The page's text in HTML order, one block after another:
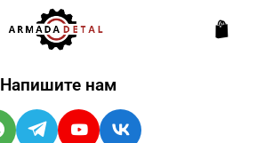
Напишите нам